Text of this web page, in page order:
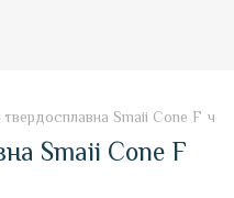
Smaii Cone F
Smaii Cone F